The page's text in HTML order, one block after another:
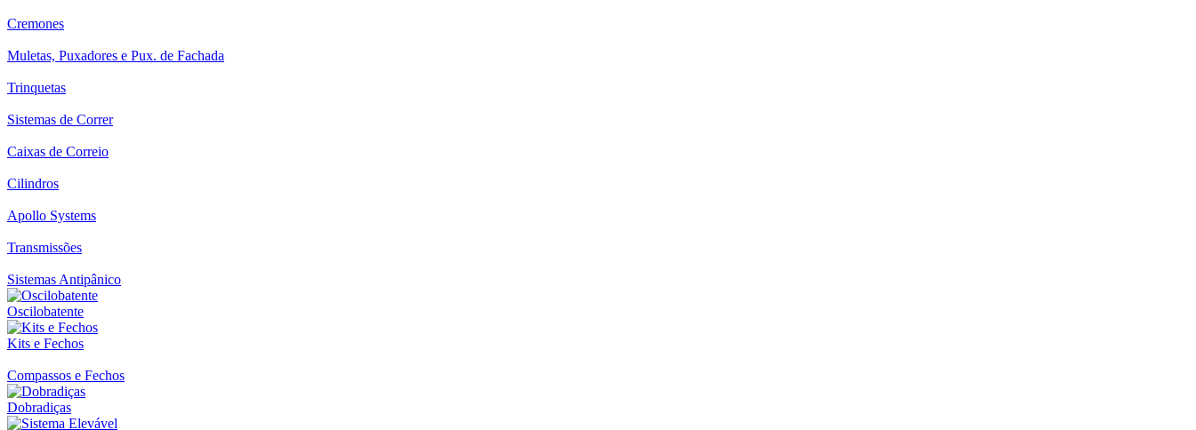
Cremones
Muletas, Puxadores e Pux. de Fachada
Trinquetas
Sistemas de Correr
Caixas de Correio
Cilindros
Apollo Systems
Transmissões
Sistemas Antipânico
Oscilobatente
Kits e Fechos
Compassos e Fechos
Dobradiças